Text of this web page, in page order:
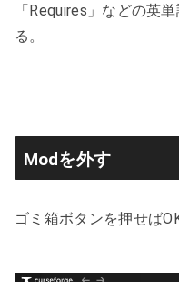
「Requires」などの英
る。
Modを外す
ゴミ箱ボタンを押せばOK